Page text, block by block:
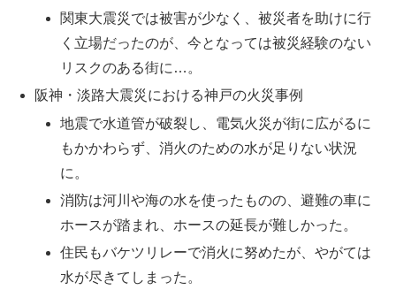
関東大震災では被害が少なく、被災者を助けに行
く立場だったのが、今となっては被災経験のない
リスクのある街に…。
阪神・淡路大震災における神戸の火災事例
地震で水道管が破裂し、電気火災が街に広がるに
もかかわらず、消火のための水が足りない状況
に。
消防は河川や海の水を使ったものの、避難の車に
ホースが踏まれ、ホースの延長が難しかった。
住民もバケツリレーで消火に努めたが、やがては
水が尽きてしまった。